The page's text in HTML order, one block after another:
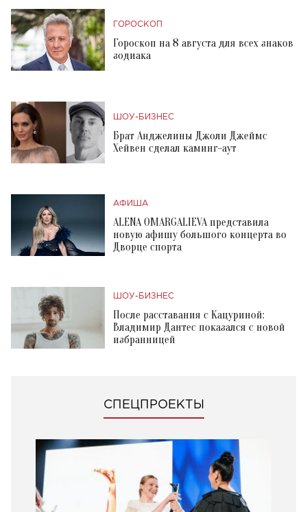
ГОРОСКОП
Гороскоп на 8 августа для всех знаков
зодиака
ШОУ-БИЗНЕС
Брат Анджелины Джоли Джеймс
Хейвен сделал каминг-аут
АФИША
ALENA OMARGALIEVA представила
новую афишу большого концерта во
Дворце спорта
ШОУ-БИЗНЕС
После расставания с Кацуриной:
Владимир Дантес показался с новой
избранницей
СПЕЦПРОЕКТЫ